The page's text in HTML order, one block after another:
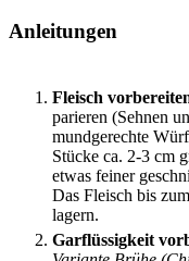
Anleitungen
Fleisch
parieren (Sehnen
mundgerechte
Stücke ca. 2-3 cm
etwas feiner
Das Fleisch bis
lagern.
Garflüssigkeit